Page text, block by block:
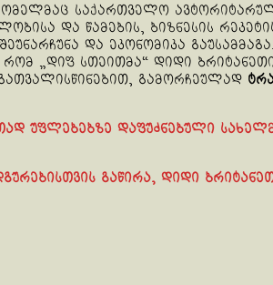
საქართველო
და წამების, ბიზნესის
და ეკონომიკა
რომ „დიფ სთეითმა“ დიდი
გამორჩეულად
უფლებებზე დაფუძნებული
გაწირა, დიდი